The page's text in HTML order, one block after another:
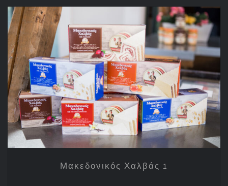
Μακεδονικός Χαλβάς 1
Μακεδονικός Χαλβάς 1